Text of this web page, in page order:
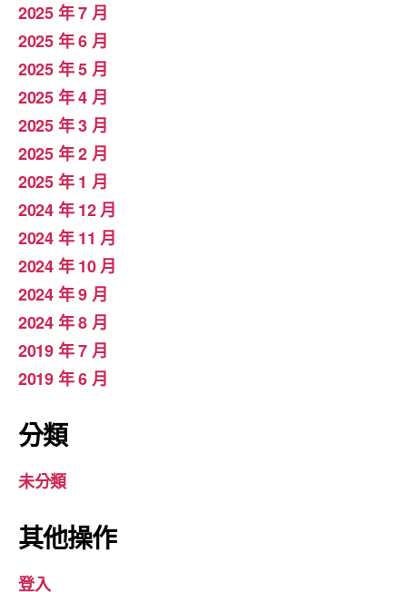
2025 年 7 月
2025 年 6 月
2025 年 5 月
2025 年 4 月
2025 年 3 月
2025 年 2 月
2025 年 1 月
2024 年 12 月
2024 年 11 月
2024 年 10 月
2024 年 9 月
2024 年 8 月
2019 年 7 月
2019 年 6 月
分類
未分類
其他操作
登入